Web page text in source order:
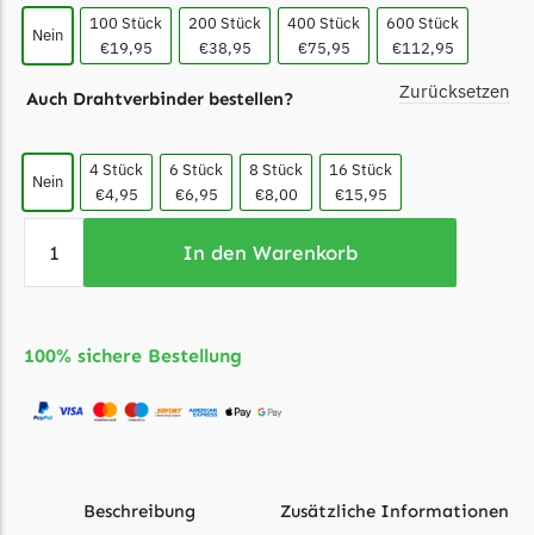
Lizard Messer
Begrenzungsdraht
LUX-Tools
Begrenzungsdraht
Mammotion
Mammotion Messer
McCulloch
Begrenzungsdraht
Medion
Nein
100 Stück
€19,95
200 Stück
€38,95
400 Stück
€75,95
600 Stück
€112,95
Auch Drahtverbinder bestellen?
Nein
4 Stück
€4,95
6 Stück
€6,95
8 Stück
€8,00
16 Stück
€15,95
Zurücksetzen
In den Warenkorb
100% sichere Bestellung
Beschreibung Zusätzliche Informationen